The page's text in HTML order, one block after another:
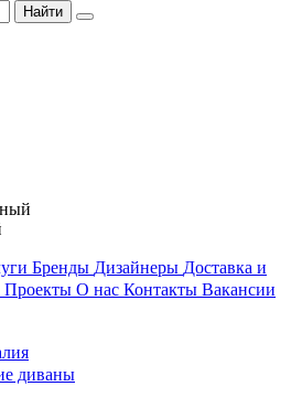
Найти
Бренды Дизайнеры Доставка и
Проекты О нас Контакты Вакансии
диваны